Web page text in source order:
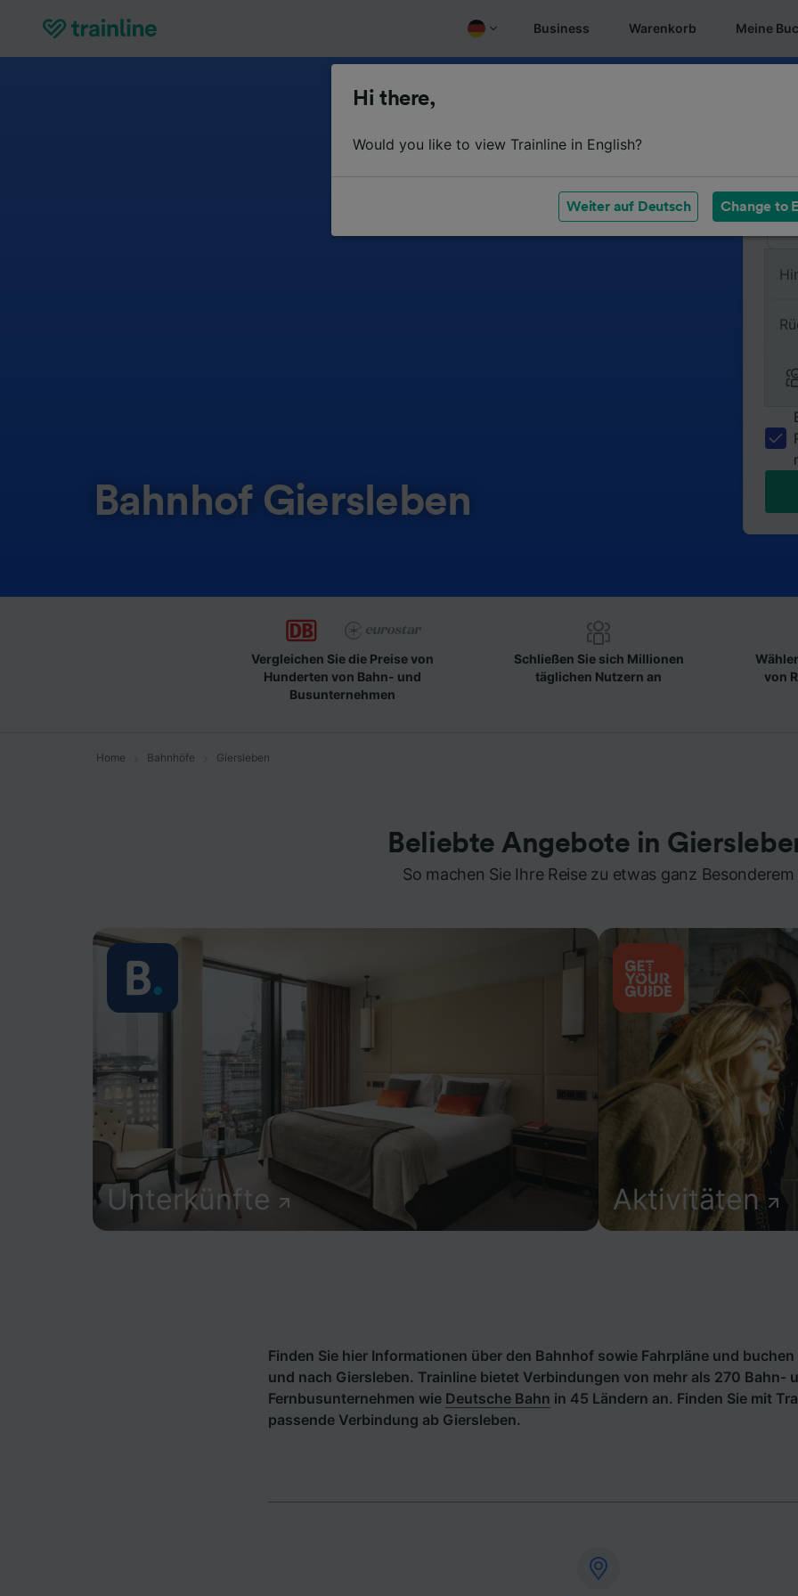
Business Warenkorb Meine
Bahnhof Giersleben
Vergleichen Sie die Preise von
Hunderten von Bahn- und
Busunternehmen
Schließen Sie sich Millionen
täglichen Nutzern an
von
Home Bahnhöfe Giersleben
Beliebte Angebote in
So machen Sie Ihre Reise zu etwas ganz Besonderem
Unterkünfte Aktivitäten
Finden Sie hier Informationen über den Bahnhof sowie Fahrpläne und
und nach Giersleben. Trainline bietet Verbindungen von mehr als 270 Bahn-
Fernbusunternehmen wie Deutsche Bahn in 45 Ländern an. Finden Sie mit
passende Verbindung ab Giersleben.
Hi there,
Would you like to view Trainline in English?
Weiter auf Deutsch Change to